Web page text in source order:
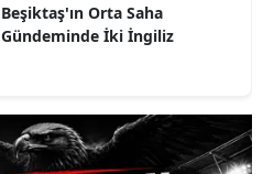
Beşiktaş'ın Orta Saha
Gündeminde İki İngiliz